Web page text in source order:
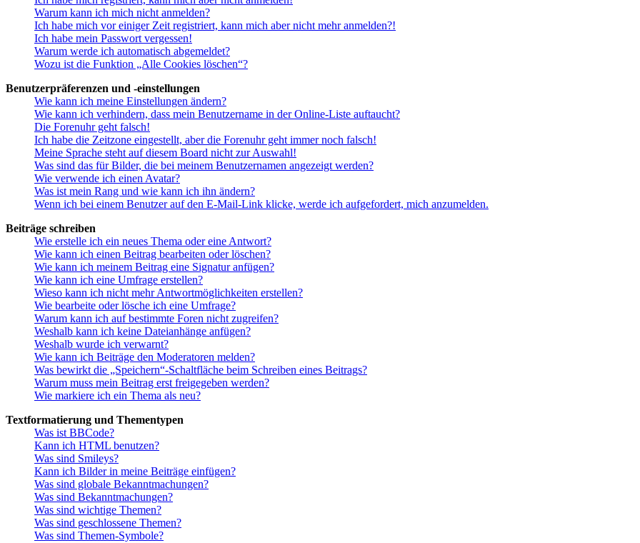
Warum kann ich mich nicht anmelden?
Ich habe mich vor einiger Zeit registriert, kann mich aber nicht mehr anmelden?!
Ich habe mein Passwort vergessen!
Warum werde ich automatisch abgemeldet?
Wozu ist die Funktion „Alle Cookies löschen“?
Benutzerpräferenzen und -einstellungen
Wie kann ich meine Einstellungen ändern?
Wie kann ich verhindern, dass mein Benutzername in der Online-Liste auftaucht?
Die Forenuhr geht falsch!
Ich habe die Zeitzone eingestellt, aber die Forenuhr geht immer noch falsch!
Meine Sprache steht auf diesem Board nicht zur Auswahl!
Was sind das für Bilder, die bei meinem Benutzernamen angezeigt werden?
Wie verwende ich einen Avatar?
Was ist mein Rang und wie kann ich ihn ändern?
Wenn ich bei einem Benutzer auf den E-Mail-Link klicke, werde ich aufgefordert, mich anzumelden.
Beiträge schreiben
Wie erstelle ich ein neues Thema oder eine Antwort?
Wie kann ich einen Beitrag bearbeiten oder löschen?
Wie kann ich meinem Beitrag eine Signatur anfügen?
Wie kann ich eine Umfrage erstellen?
Wieso kann ich nicht mehr Antwortmöglichkeiten erstellen?
Wie bearbeite oder lösche ich eine Umfrage?
Warum kann ich auf bestimmte Foren nicht zugreifen?
Weshalb kann ich keine Dateianhänge anfügen?
Weshalb wurde ich verwarnt?
Wie kann ich Beiträge den Moderatoren melden?
Was bewirkt die „Speichern“-Schaltfläche beim Schreiben eines Beitrags?
Warum muss mein Beitrag erst freigegeben werden?
Wie markiere ich ein Thema als neu?
Textformatierung und Thementypen
Was ist BBCode?
Kann ich HTML benutzen?
Was sind Smileys?
Kann ich Bilder in meine Beiträge einfügen?
Was sind globale Bekanntmachungen?
Was sind Bekanntmachungen?
Was sind wichtige Themen?
Was sind geschlossene Themen?
Was sind Themen-Symbole?